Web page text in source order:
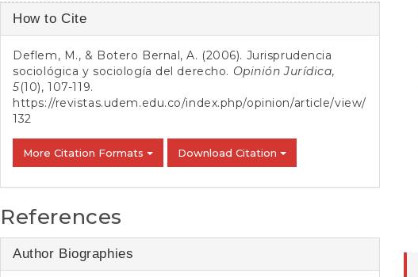
Article
Details
How to Cite
Deflem, M., & Botero Bernal, A. (2006). Jurisprudencia
sociológica y sociología del derecho. Opinión Jurídica,
5(10), 107-119.
https://revistas.udem.edu.co/index.php/opinion/article/view/
132
More Citation Formats Download Citation
References
Author Biographies